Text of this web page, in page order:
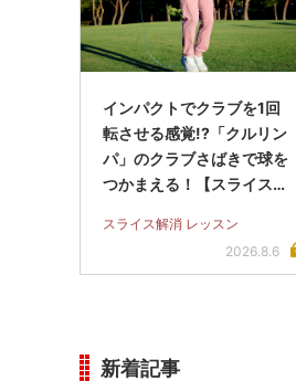
インパクトでクラブを1回
転させる感覚!?「クルリン
パ」のクラブさばきで球を
つかまえる！【スライス完
スライス解消 レッスン
2026.8.6
新着記事